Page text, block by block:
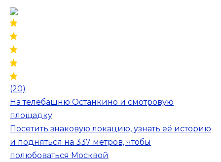
(20)
На телебашню Останкино и смотровую
площадку
Посетить знаковую локацию, узнать её историю
и подняться на 337 метров, чтобы
полюбоваться Москвой